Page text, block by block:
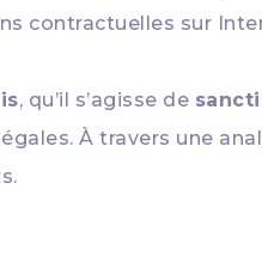
contractuelles sur
, qu’il s’agisse de
À travers une